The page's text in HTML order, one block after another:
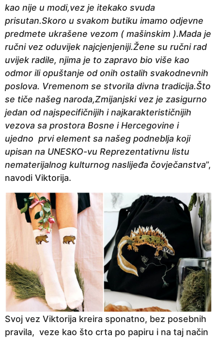
kao nije u modi,vez je itekako svuda
prisutan.Skoro u svakom butiku imamo odjevne
predmete ukrašene vezom ( mašinskim ).Mada je
ručni vez oduvijek najcjenjeniji.Žene su ručni rad
uvijek radile, njima je to zapravo bio više kao
odmor ili opuštanje od onih ostalih svakodnevnih
poslova. Vremenom se stvorila divna tradicija.Što
se tiče našeg naroda,Zmijanjski vez je zasigurno
jedan od najspecifičnijih i najkarakterističnijih
vezova sa prostora Bosne i Hercegovine i
ujedno prvi element sa našeg podneblja koji
upisan na UNESKO-vu Reprezentativnu listu
nematerijalnog kulturnog naslijeđa čovječanstva”,
navodi Viktorija.
Svoj vez Viktorija kreira sponatno, bez posebnih
pravila, veze kao što crta po papiru i na taj način